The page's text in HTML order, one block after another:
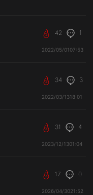
42 1
2022/05/01 07:53
34 3
2022/03/1318:01
31 4
2023/12/1301:04
17 0
2026/04/3021:52